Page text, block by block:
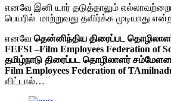
எனவே இனி யார் தடுத்தாலும்
பெயரில் மாற்றுவது தவிர்க்க முடியாது
எனவே தென்னிந்திய திரைப்பட
FEFSI –Film Employees Federation of
தமிழ்நாடு திரைப்பட தொழிலாளர்
Film Employees Federation of
விட்டால்…